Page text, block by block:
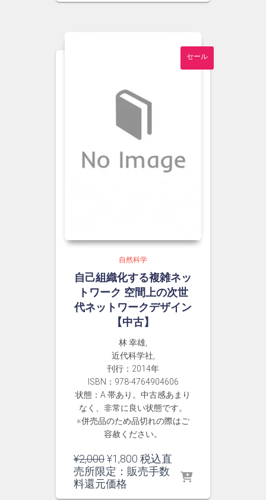
セール
自然科学
自己組織化する複雑ネッ
トワーク 空間上の次世
代ネットワークデザイン
【中古】
林 幸雄,
近代科学社,
刊行：2014年
ISBN：978-4764904606
状態：A 帯あり。中古感あまり
なく、非常に良い状態です。
※併売品のため品切れの際はご
容赦ください。
¥2,000元
の
価
¥1,800 現
在
税込直
売所限定：販売手数
料還元価格